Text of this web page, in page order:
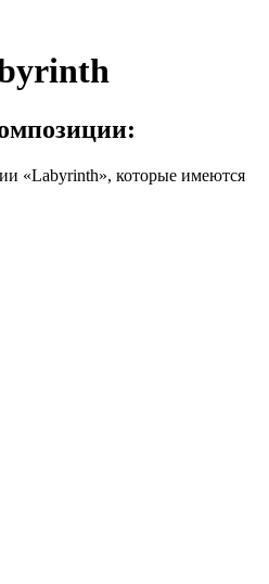
«Labyrinth», которые имеются